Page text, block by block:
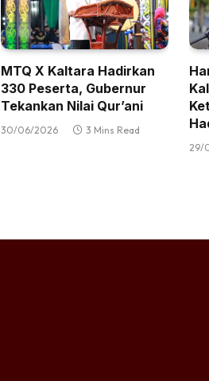
MTQ X Kaltara Hadirkan
330 Peserta, Gubernur
Tekankan Nilai Qur’ani
30/06/2026 3 Mins Read
29/